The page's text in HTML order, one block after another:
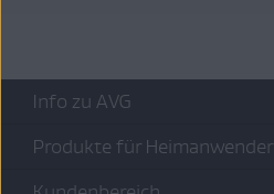
Info zu AVG
Produkte für Heimanwender